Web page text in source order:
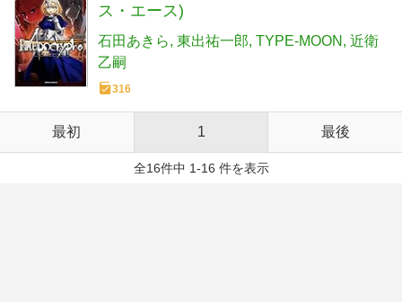
ス・エース)
石田あきら 東出祐一郎 TYPE-MOON
近衛
乙嗣
316
最初 1 最後
全16件中 1-16 件を表示